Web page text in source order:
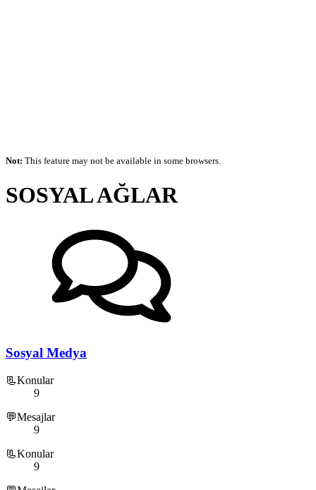
Not: This feature may not be available in some browsers.
SOSYAL AĞLAR
Sosyal Medya
📃Konular
9
💬Mesajlar
9
📃Konular
9